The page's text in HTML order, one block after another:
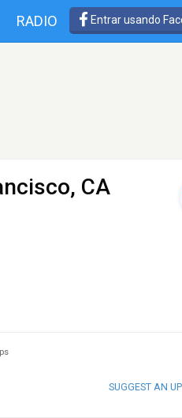
RADIO Entrar usando
CA
SUGGEST AN